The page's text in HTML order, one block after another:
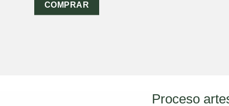
COMPRAR
Proceso